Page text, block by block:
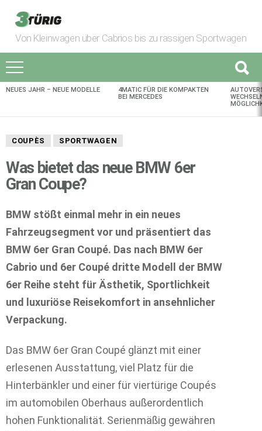
Von Kleinwagen über Cabrios bis zu rassigen Sportwagen
AKTUELLES
NEUES JAHR – NEUE MODELLE
4MATIC FÜR DIE KOMPAKTEN
BEI MERCEDES
COUPÈS SPORTWAGEN
Was bietet das neue BMW 6er
Gran Coupe?
BMW stößt einmal mehr in ein neues
Fahrzeugsegment vor und präsentiert das
BMW 6er Gran Coupé. Das nach BMW 6er
Cabrio und 6er Coupé dritte Modell der BMW
6er Reihe steht für Ästhetik, Sportlichkeit
und luxuriöse Reisekomfort in ansehnlicher
Verpackung.
Das BMW 6er Gran Coupé glänzt mit einer
erlesenen Ausstattung, viel Platz für die
Hinterbänkler und einer für viertürige Coupés
im automobilen Oberhaus außerordentlich
hohen Funktionalität. Serienmäßig gewähren